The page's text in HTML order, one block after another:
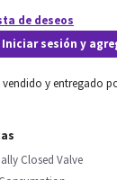
de deseos
Iniciar sesión y
vendido y entregado
Closed Valve